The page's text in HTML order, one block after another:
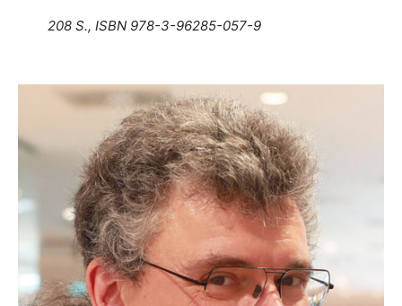
208 S., ISBN 978-3-96285-057-9